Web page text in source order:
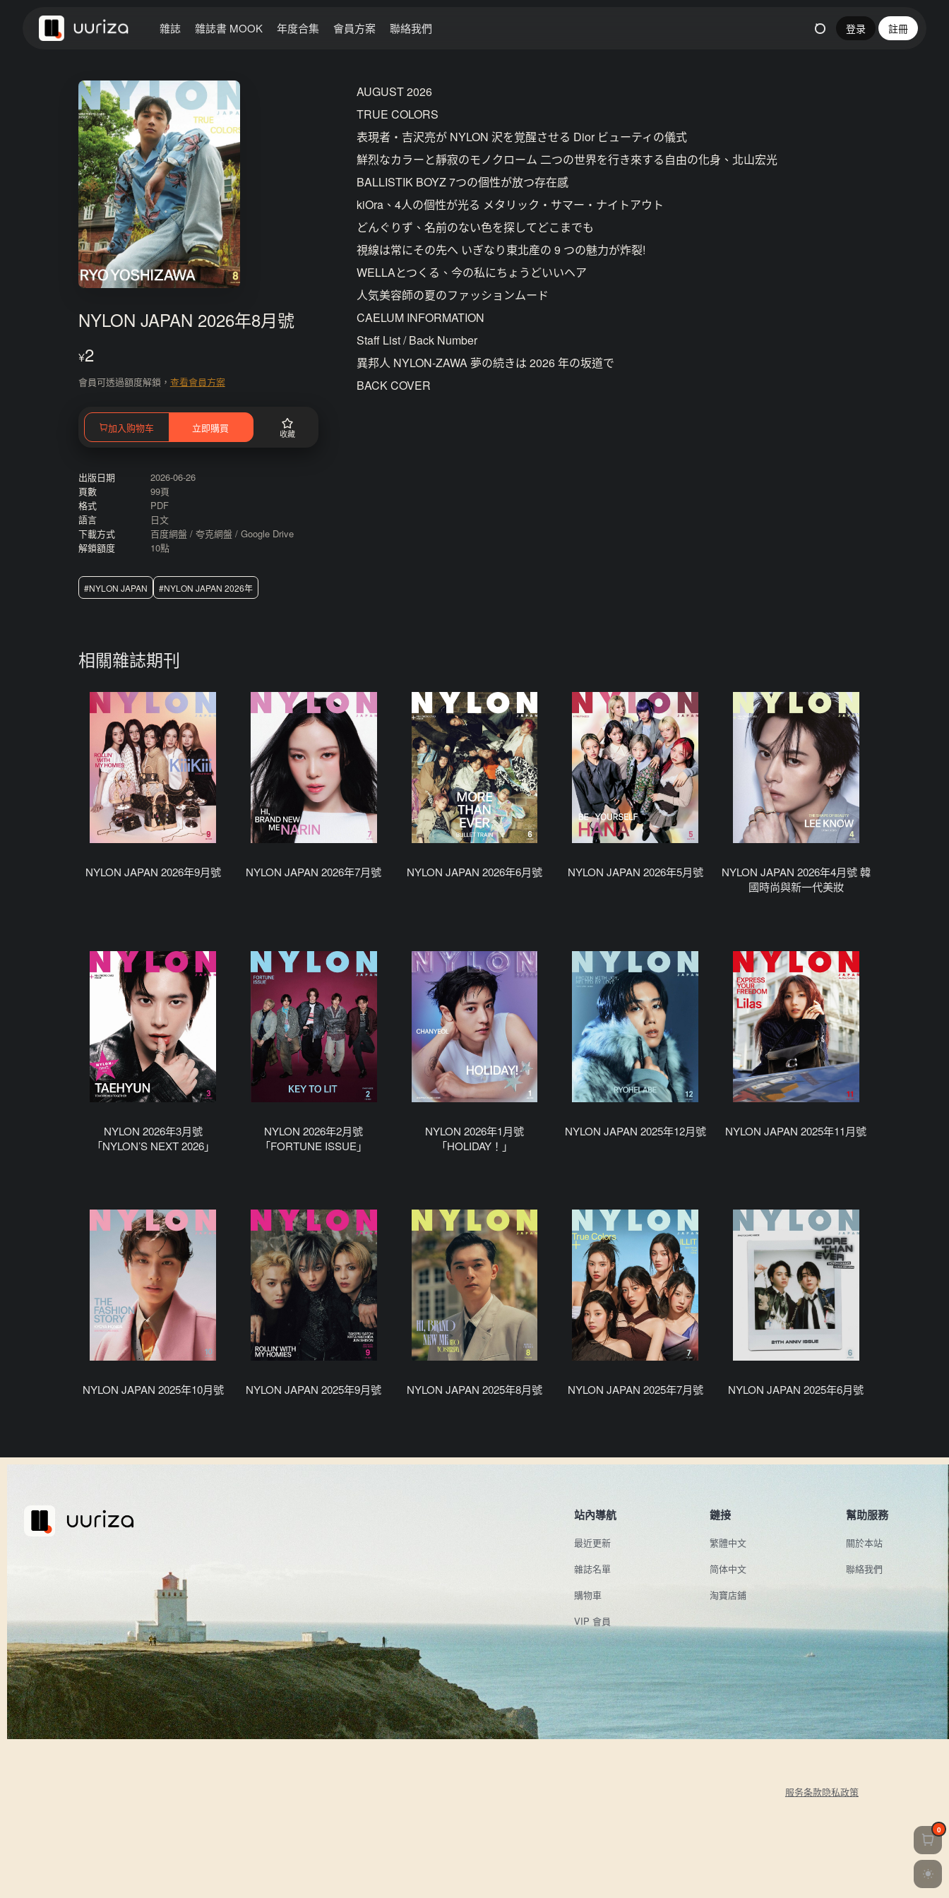
雜誌 雜誌書 MOOK 年度合集 會員方案 聯絡我們 登录 註冊
NYLON JAPAN 2026年8月號
¥2
會員可透過額度解鎖， 查看會員方案
加入购物车 立即購買 收藏
出版日期
2026-06-26
頁數
99頁
格式
PDF
語言
日文
下載方式
百度網盤 / 夸克網盤 / Google Drive
解鎖額度
10點
#NYLON JAPAN #NYLON JAPAN 2026年
AUGUST 2026
TRUE COLORS
表現者・吉沢亮が NYLON 沢を覚醒させる Dior ビューティの儀式
鮮烈なカラーと靜寂のモノクローム 二つの世界を行き來する自由の化身、北山宏光
BALLISTIK BOYZ 7つの個性が放つ存在感
kiOra、4人の個性が光る メタリック・サマー・ナイトアウト
どんぐりず、名前のない色を探してどこまでも
視線は常にその先へ いぎなり東北産の 9 つの魅力が炸裂!
WELLAとつくる、今の私にちょうどいいヘア
人気美容師の夏のファッションムード
CAELUM INFORMATION
Staff List / Back Number
異邦人 NYLON-ZAWA 夢の続きは 2026 年の坂道で
BACK COVER
相關雜誌期刊
NYLON JAPAN 2026年9月號 NYLON JAPAN 2026年7月號 NYLON JAPAN 2026年6月號 NYLON JAPAN 2026年5月號
NYLON JAPAN 2026年4月號 韓
國時尚與新一代美妝
NYLON 2026年3月號
「NYLON’S NEXT 2026」
NYLON 2026年2月號
「FORTUNE ISSUE」
NYLON 2026年1月號
「HOLIDAY！」
NYLON JAPAN 2025年12月號 NYLON JAPAN 2025年11月號
NYLON JAPAN 2025年10月號 NYLON JAPAN 2025年9月號 NYLON JAPAN 2025年8月號 NYLON JAPAN 2025年7月號 NYLON JAPAN 2025年6月號
站內導航
最近更新
雜誌名單
購物車
VIP 會員
鏈接
繁體中文
简体中文
淘寶店鋪
幫助服務
關於本站
聯絡我們
服务条款隐私政策
0